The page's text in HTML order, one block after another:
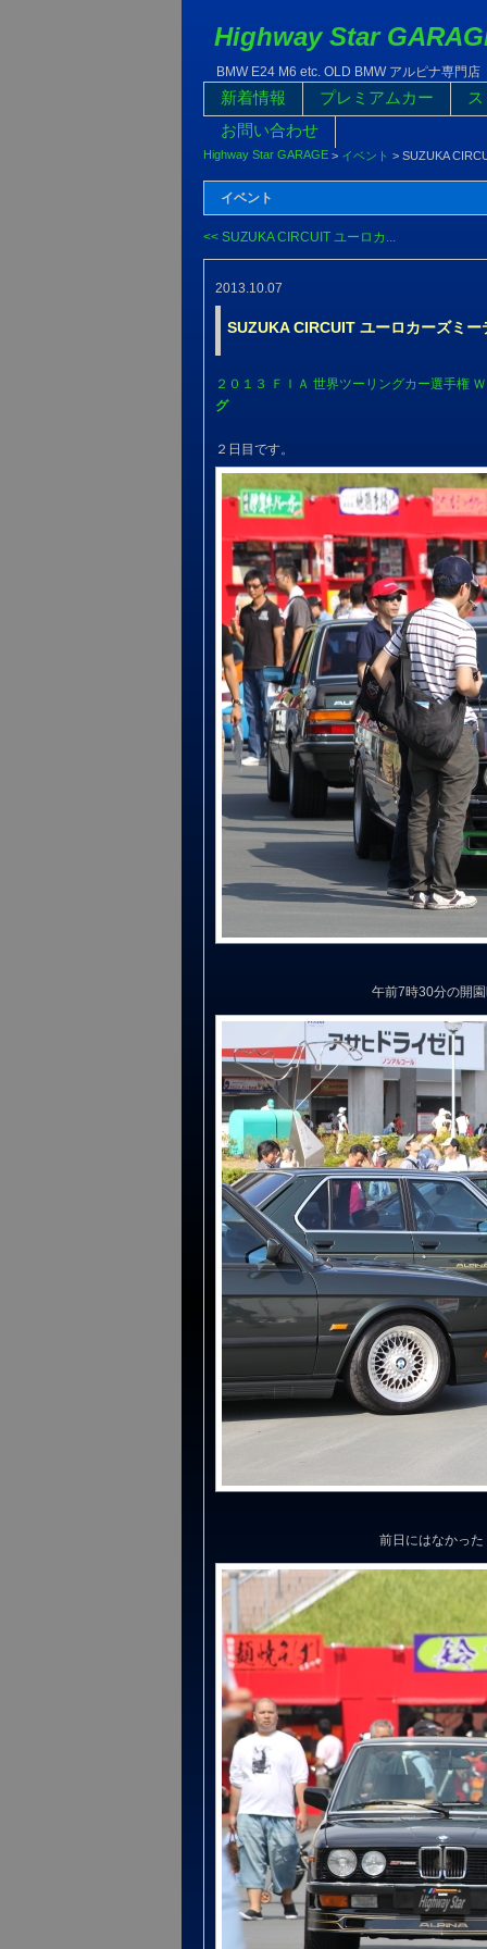
Highway Star
BMW E24 M6 etc. OLD BMW アルピナ専門店
新着情報 プレミアムカー
お問い合わせ
Highway Star GARAGE > イベント > SUZUKA
イベント
<< SUZUKA CIRCUIT ユーロカ...
2013.10.07
SUZUKA CIRCUIT ユーロカーズミ
２０１３ ＦＩＡ 世界ツーリングカー選手権
グ
２日目です。
午前7時30分の開
前日にはなかっ